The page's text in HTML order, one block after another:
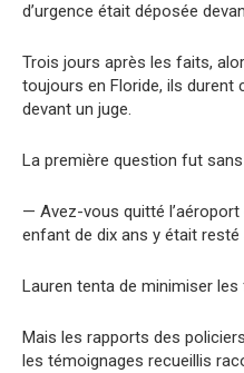
d’urgence était déposée
Trois jours après les faits,
toujours en Floride, ils
devant un juge.
La première question fut sans
— Avez-vous quitté
enfant de dix ans y était resté
Lauren tenta de minimiser les
Mais les rapports des
les témoignages recueillis